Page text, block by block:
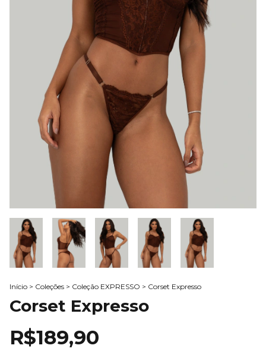
Início > Coleções > Coleção EXPRESSO > Corset Expresso
Corset Expresso
R$189,90